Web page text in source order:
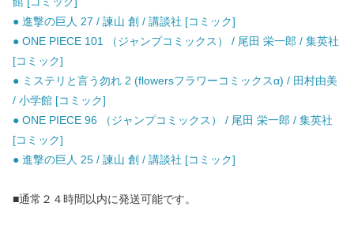
● 進撃の巨人 27 / 諫山 創 / 講談社 [コミック]
● ONE PIECE 101 （ジャンプコミックス） / 尾田 栄一郎 / 集英社
[コミック]
● ミステリと言う勿れ 2 (flowersフラワーコミックスα) / 田村由美
/ 小学館 [コミック]
● ONE PIECE 96 （ジャンプコミックス） / 尾田 栄一郎 / 集英社
[コミック]
● 進撃の巨人 25 / 諫山 創 / 講談社 [コミック]
■通常２４時間以内に発送可能です。